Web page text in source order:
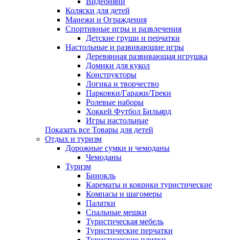
Коляски для детей
Манежи и Ограждения
Спортивные игры и развлечения
Детские груши и перчатки
Настольные и развивающие игры
Деревянная развивающая игрушка
Домики для кукол
Конструкторы
Логика и творчество
Парковки/Гаражи/Треки
Ролевые наборы
Хоккей Футбол Бильярд
Игры настольные
Показать все Товары для детей
Отдых и туризм
Дорожные сумки и чемоданы
Чемоданы
Туризм
Бинокль
Карематы и коврики туристические
Компасы и шагомеры
Палатки
Спальные мешки
Туристическая мебель
Туристические перчатки